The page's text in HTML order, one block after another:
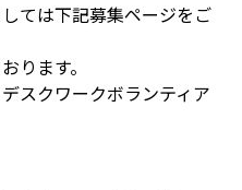
ては下記募集ページをご
ります。
スクワークボランティア